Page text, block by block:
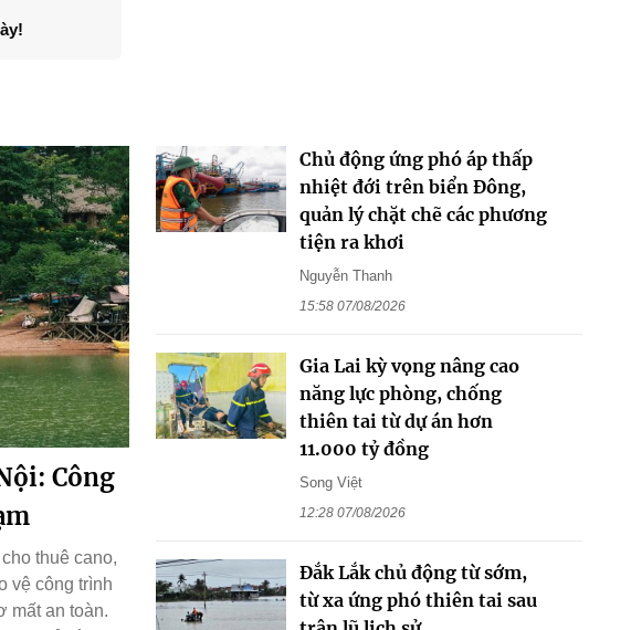
Công
thuê cano,
vệ công trình
mất an toàn.
Chủ động ứng phó áp thấp
nhiệt đới trên biển Đông,
quản lý chặt chẽ các phương
tiện ra khơi
Nguyễn Thanh
15:58 07/08/2026
Gia Lai kỳ vọng nâng cao
năng lực phòng, chống
thiên tai từ dự án hơn
11.000 tỷ đồng
Song Việt
12:28 07/08/2026
Đắk Lắk chủ động từ sớm,
từ xa ứng phó thiên tai sau